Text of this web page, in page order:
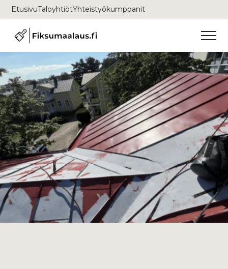
EtusivuTaloyhtiötYhteistyökumppanit